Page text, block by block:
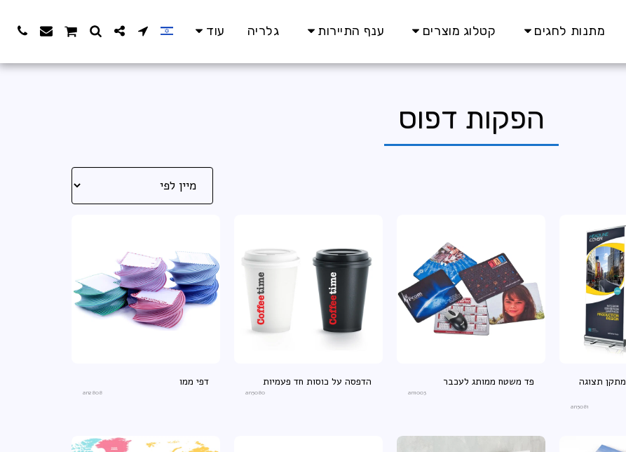
מתנות לחגים קטלוג מוצרים ענף התיירות גלריה עוד
הפקות דפוס
רול אפ - Roll Up מתקן תצוגה
an5081
פד משטח ממותג לעכבר
an1003
הדפסה על כוסות חד פעמיות
an5080
דפי ממו
an2808